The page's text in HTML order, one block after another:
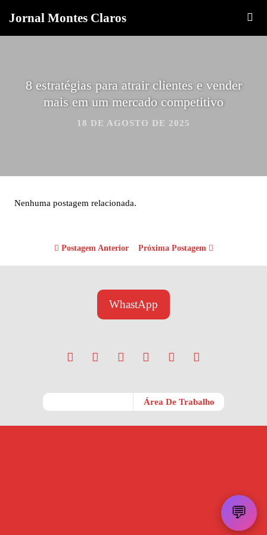
Jornal Montes Claros
8 estratégias para atrair clientes e vender
mais em um mercado competitivo
18 DE AGOSTO DE 2025
Nenhuma postagem relacionada.
Postagem Anterior Próxima Postagem
WhastApp
💬
Área De Trabalho